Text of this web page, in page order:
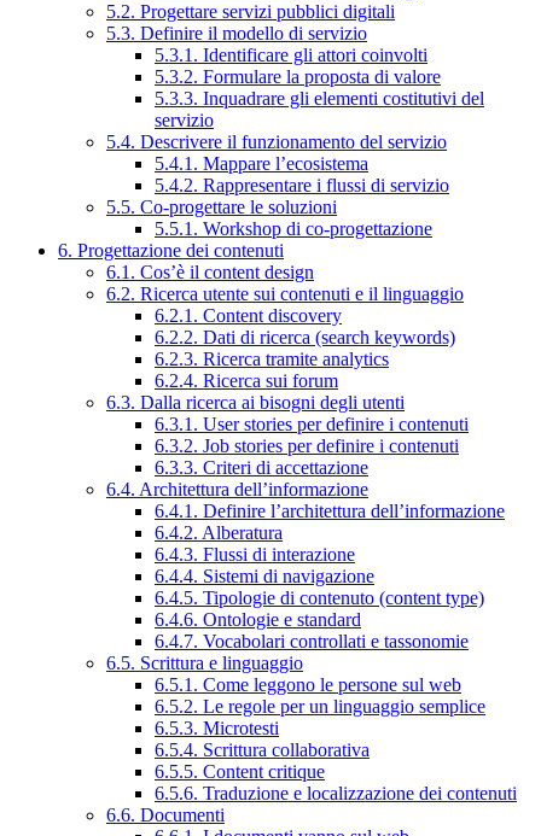
5.2. Progettare servizi pubblici digitali
5.3. Definire il modello di servizio
5.3.1. Identificare gli attori coinvolti
5.3.2. Formulare la proposta di valore
5.3.3. Inquadrare gli elementi costitutivi del
servizio
5.4. Descrivere il funzionamento del servizio
5.4.1. Mappare l’ecosistema
5.4.2. Rappresentare i flussi di servizio
5.5. Co-progettare le soluzioni
5.5.1. Workshop di co-progettazione
6. Progettazione dei contenuti
6.1. Cos’è il content design
6.2. Ricerca utente sui contenuti e il linguaggio
6.2.1. Content discovery
6.2.2. Dati di ricerca (search keywords)
6.2.3. Ricerca tramite analytics
6.2.4. Ricerca sui forum
6.3. Dalla ricerca ai bisogni degli utenti
6.3.1. User stories per definire i contenuti
6.3.2. Job stories per definire i contenuti
6.3.3. Criteri di accettazione
6.4. Architettura dell’informazione
6.4.1. Definire l’architettura dell’informazione
6.4.2. Alberatura
6.4.3. Flussi di interazione
6.4.4. Sistemi di navigazione
6.4.5. Tipologie di contenuto (content type)
6.4.6. Ontologie e standard
6.4.7. Vocabolari controllati e tassonomie
6.5. Scrittura e linguaggio
6.5.1. Come leggono le persone sul web
6.5.2. Le regole per un linguaggio semplice
6.5.3. Microtesti
6.5.4. Scrittura collaborativa
6.5.5. Content critique
6.5.6. Traduzione e localizzazione dei contenuti
6.6. Documenti